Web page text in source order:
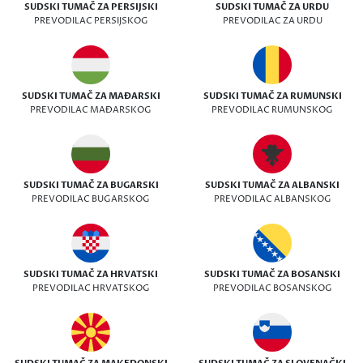
SUDSKI TUMAČ ZA PERSIJSKI
PREVODILAC PERSIJSKOG
SUDSKI TUMAČ ZA URDU
PREVODILAC ZA URDU
SUDSKI TUMAČ ZA MAĐARSKI
PREVODILAC MAĐARSKOG
SUDSKI TUMAČ ZA RUMUNSKI
PREVODILAC RUMUNSKOG
SUDSKI TUMAČ ZA BUGARSKI
PREVODILAC BUGARSKOG
SUDSKI TUMAČ ZA ALBANSKI
PREVODILAC ALBANSKOG
SUDSKI TUMAČ ZA HRVATSKI
PREVODILAC HRVATSKOG
SUDSKI TUMAČ ZA BOSANSKI
PREVODILAC BOSANSKOG